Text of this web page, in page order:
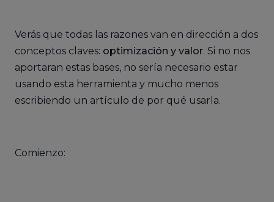
Verás que todas las razones van en dirección a dos
conceptos claves: optimización y valor. Si no nos
aportaran estas bases, no sería necesario estar
usando esta herramienta y mucho menos
escribiendo un artículo de por qué usarla.
Comienzo: